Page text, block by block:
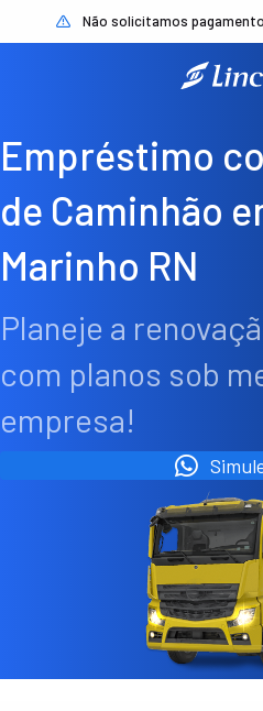
Não solicitamos
Empréstimo
de Caminhão
Marinho RN
Planeje a
com planos sob
empresa!